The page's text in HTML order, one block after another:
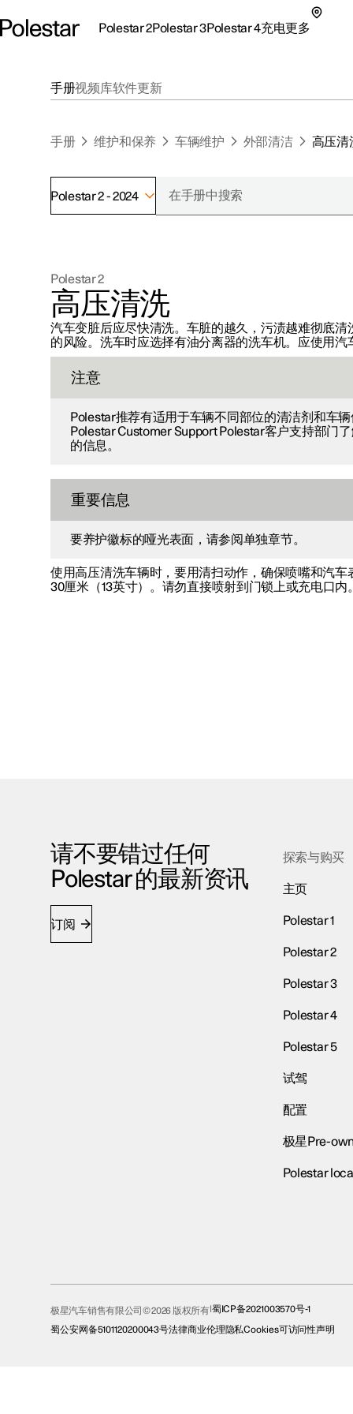
Polestar 2Polestar 3Polestar 4充电更多
联系我们
极星官方二手车
探索Polestar 3
联系我们
公共充电
家庭充电
车主服务
注册新闻
（在新窗
手册视频库软件更新
手册 维护和保养 车辆维护 外部清洁 高压清
Polestar 2 - 2024
Polestar 2
高压清洗
汽车变脏后应尽快清洗。车脏的越久，污渍越难彻底清
的风险。洗车时应选择有油分离器的洗车机。应使用汽
注意
Polestar推荐有适用于车辆不同部位的清洁剂和车
Polestar Customer Support Polestar客户支持部门
的信息。
重要信息
要养护徽标的哑光表面，请参阅单独章节。
使用高压清洗车辆时，要用清扫动作，确保喷嘴和汽车
30厘米（13英寸） 。请勿直接喷射到门锁上或充电口内
请不要错过任何
Polestar 的最新资讯
订阅
探索与购买
主页
Polestar 1
Polestar 2
Polestar 3
Polestar 4
Polestar 5
试驾
配置
极星Pre-
Polestar
极星汽车销售有限公司© 2026 版权所有 蜀ICP备2021003570号-1
蜀公安网备5101120200043号法律商业伦理隐私Cookies可访问性声明